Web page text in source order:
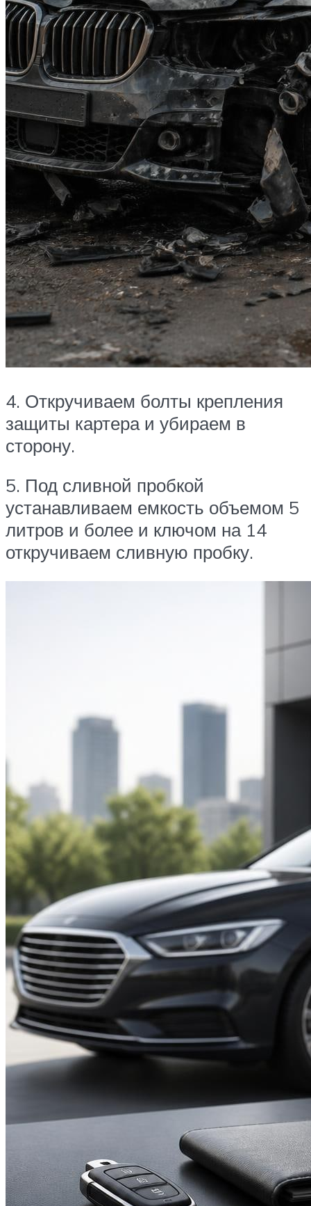
4. Откручиваем болты крепления
защиты картера и убираем в
сторону.
5. Под сливной пробкой
устанавливаем емкость объемом 5
литров и более и ключом на 14
откручиваем сливную пробку.